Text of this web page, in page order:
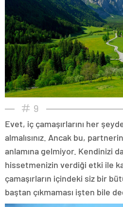
9
Evet, iç çamaşırlarını her
almalısınız. Ancak bu,
anlamına gelmiyor. Kendinizi
hissetmenizin verdiği etki ile
çamaşırların içindeki siz bir
baştan çıkmaması işten bile